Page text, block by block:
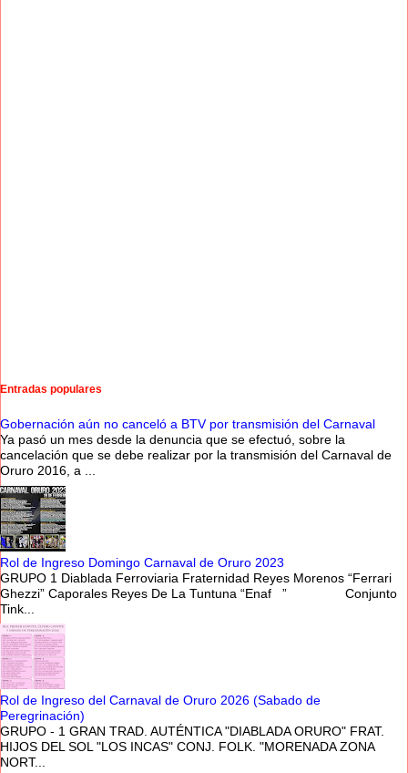
Entradas populares
Gobernación aún no canceló a BTV por transmisión del Carnaval
Ya pasó un mes desde la denuncia que se efectuó, sobre la
cancelación que se debe realizar por la transmisión del Carnaval de
Oruro 2016, a ...
Rol de Ingreso Domingo Carnaval de Oruro 2023
GRUPO 1 Diablada Ferroviaria Fraternidad Reyes Morenos “Ferrari
Ghezzi” Caporales Reyes De La Tuntuna “Enaf ” Conjunto
Tink...
Rol de Ingreso del Carnaval de Oruro 2026 (Sabado de
Peregrinación)
GRUPO - 1 GRAN TRAD. AUTÉNTICA "DIABLADA ORURO" FRAT.
HIJOS DEL SOL "LOS INCAS" CONJ. FOLK. "MORENADA ZONA
NORT...